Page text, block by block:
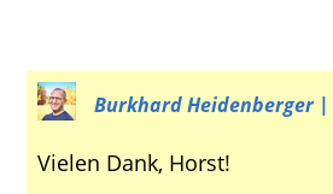
Burkhard Heidenberger |
Vielen Dank, Horst!